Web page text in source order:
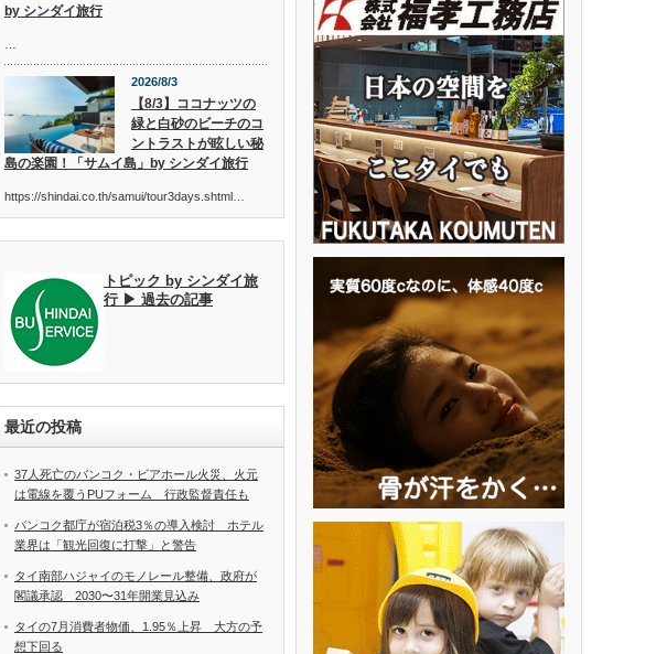
by シンダイ旅行
2026/8/3
【8/3】ココナッツの
緑と白砂のビーチのコ
ントラストが眩しい秘
島の楽園！「サムイ島」by シンダイ旅行
https://shindai.co.th/samui/tour3days.shtml…
トピック by シンダイ旅
行 ▶ 過去の記事
最近の投稿
37人死亡のバンコク・ビアホール火災、火元
は電線を覆うPUフォーム 行政監督責任も
バンコク都庁が宿泊税3％の導入検討 ホテル
業界は「観光回復に打撃」と警告
タイ南部ハジャイのモノレール整備、政府が
閣議承認 2030〜31年開業見込み
タイの7月消費者物価、1.95％上昇 大方の予
想下回る